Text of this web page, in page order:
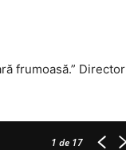
frumoasă.” Director
1 de 17